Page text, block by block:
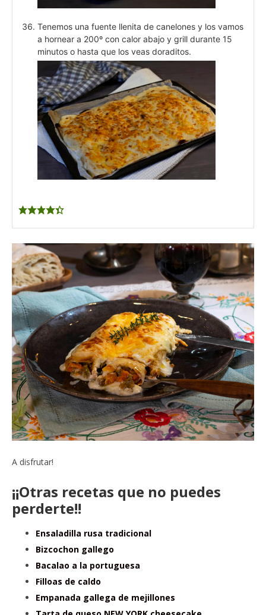
Tenemos una fuente llenita de canelones y los vamos
a hornear a 200º con calor abajo y grill durante 15
minutos o hasta que los veas doraditos.
A disfrutar!
¡¡Otras recetas que no puedes
perderte!!
Ensaladilla rusa tradicional
Bizcochon gallego
Bacalao a la portuguesa
Filloas de caldo
Empanada gallega de mejillones